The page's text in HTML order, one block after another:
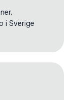
i Sverige